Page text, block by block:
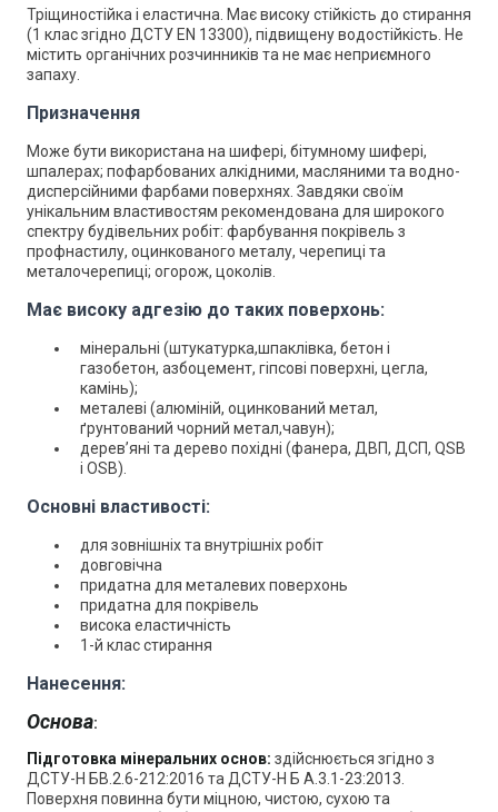
Тріщиностійка і еластична. Має високу стійкість до стирання
(1 клас згідно ДСТУ EN 13300), підвищену водостійкість. Не
містить органічних розчинників та не має неприємного
запаху.
Призначення
Може бути використана на шифері, бітумному шифері,
шпалерах; пофарбованих алкідними, масляними та водно-
дисперсійними фарбами поверхнях. Завдяки своїм
унікальним властивостям рекомендована для широкого
спектру будівельних робіт: фарбування покрівель з
профнастилу, оцинкованого металу, черепиці та
металочерепиці; огорож, цоколів.
Має високу адгезію до таких поверхонь:
мінеральні (штукатурка,шпаклівка, бетон і
газобетон, азбоцемент, гіпсові поверхні, цегла,
камінь);
металеві (алюміній, оцинкований метал,
ґрунтований чорний метал,чавун);
дерев’яні та дерево похідні (фанера, ДВП, ДСП, QSB
і OSB).
Основні властивості:
для зовнішніх та внутрішніх робіт
довговічна
придатна для металевих поверхонь
придатна для покрівель
висока еластичність
1-й клас стирання
Нанесення:
Основа:
Підготовка мінеральних основ: здійснюється згідно з
ДСТУ-Н БВ.2.6-212:2016 та ДСТУ-Н Б А.3.1-23:2013.
Поверхня повинна бути міцною, чистою, сухою та